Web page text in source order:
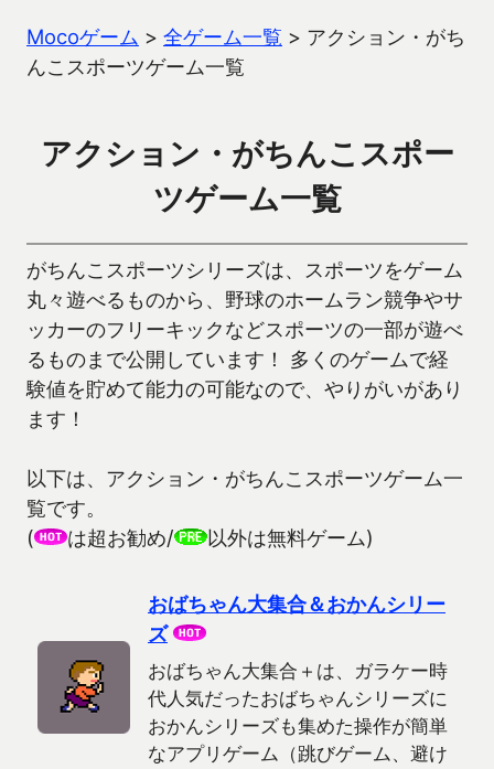
Mocoゲーム > 全ゲーム一覧 > アクション・がち
んこスポーツゲーム一覧
アクション・がちんこスポー
ツゲーム一覧
がちんこスポーツシリーズは、スポーツをゲーム
丸々遊べるものから、野球のホームラン競争やサ
ッカーのフリーキックなどスポーツの一部が遊べ
るものまで公開しています！ 多くのゲームで経
験値を貯めて能力の可能なので、やりがいがあり
ます！
以下は、アクション・がちんこスポーツゲーム一
覧です。
(
は超お勧め/ 以外は無料ゲーム)
おばちゃん大集合＆おかんシリー
ズ
おばちゃん大集合＋は、ガラケー時
代人気だったおばちゃんシリーズに
おかんシリーズも集めた操作が簡単
なアプリゲーム（跳びゲーム、避け